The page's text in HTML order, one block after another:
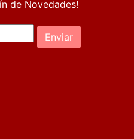
de Novedades!
Enviar